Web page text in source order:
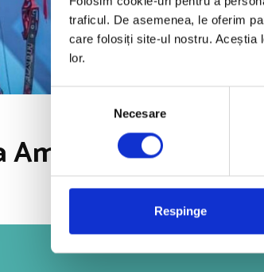
traficul. De asemenea, le oferim
care folosiți site-ul nostru. Aceștia
lor.
Selecția
consimțământului
Necesare
Respinge
Amăistroaie